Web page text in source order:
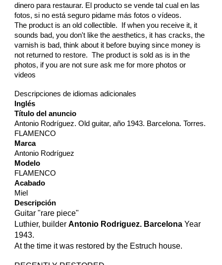
dinero para restaurar. El producto se vende tal cual en las
fotos, si no está seguro pidame más fotos o vídeos.
The product is an old collectible. If when you receive it, it
sounds bad, you don't like the aesthetics, it has cracks, the
varnish is bad, think about it before buying since money is
not returned to restore. The product is sold as is in the
photos, if you are not sure ask me for more photos or
videos
Descripciones de idiomas adicionales
Inglés
Título del anuncio
Antonio Rodríguez. Old guitar, año 1943. Barcelona. Torres.
FLAMENCO
Marca
Antonio Rodríguez
Modelo
FLAMENCO
Acabado
Miel
Descripción
Guitar "rare piece"
Luthier, builderAntonio Rodriguez. Barcelona Year
1943.
At the time it was restored by the Estruch house.